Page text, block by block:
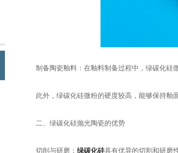
制备陶瓷釉料：在釉料制备过程中，绿碳化硅微
此外，绿碳化硅微粉的硬度较高，能够保持釉面
二、绿碳化硅抛光陶瓷的优势
切削与研磨： 绿碳化硅具有优异的切割和研磨